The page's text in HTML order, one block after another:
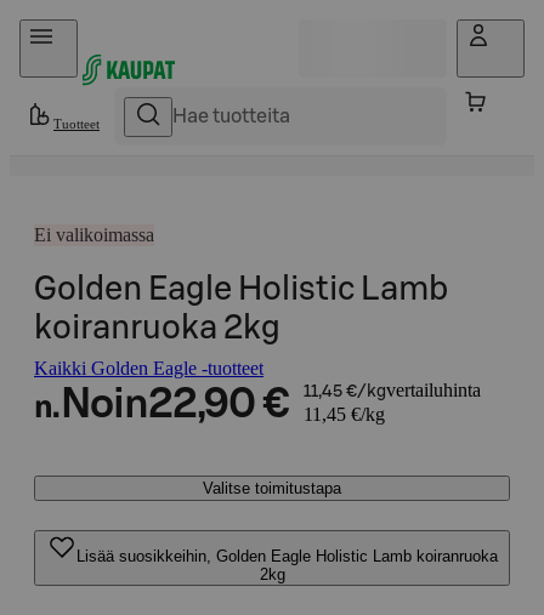
Hyppää sisältöön
Tuotteet
Ei valikoimassa
Golden Eagle Holistic Lamb
koiranruoka 2kg
Kaikki Golden Eagle -tuotteet
n. Noin22,90 € 11,45 €/kgvertailuhinta
11,45 €/kg
Valitse toimitustapa
Lisää suosikkeihin, Golden Eagle Holistic Lamb koiranruoka
2kg